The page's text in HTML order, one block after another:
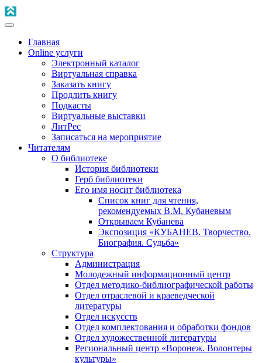
Главная
Online услуги
Электронный каталог
Виртуальная справка
Заказать книгу
Продлить книгу
Подкасты
Виртуальные выставки
ЛитРес
Записаться на мероприятие
Читателям
О библиотеке
История библиотеки
Герб библиотеки
Его имя носит библиотека
Список книг для чтения,
рекомендуемых В.М. Кубаневым
Открываем Кубанева
Экспозиция «КУБАНЕВ. Творчество.
Биография. Судьба»
Структура
Администрация
Молодежный информационный центр
Отдел методико-библиографической работы
Отдел отраслевой и краеведческой
литературы
Отдел искусств
Отдел комплектования и обработки фондов
Отдел художественной литературы
Региональный центр «Воронеж. Волонтеры
культуры»